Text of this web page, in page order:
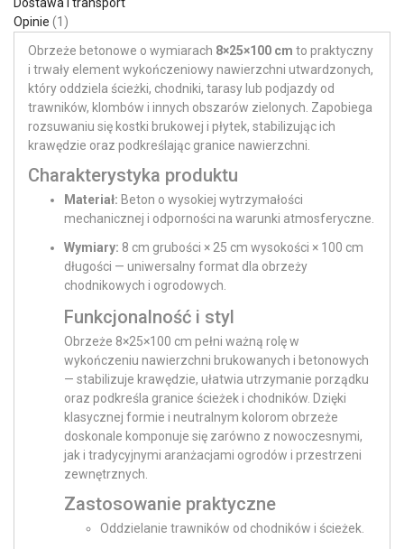
Opinie
1
Obrzeże betonowe o wymiarach 8×25×100 cm to praktyczny
i trwały element wykończeniowy nawierzchni utwardzonych,
który oddziela ścieżki, chodniki, tarasy lub podjazdy od
trawników, klombów i innych obszarów zielonych. Zapobiega
rozsuwaniu się kostki brukowej i płytek, stabilizując ich
krawędzie oraz podkreślając granice nawierzchni.
Charakterystyka produktu
Materiał: Beton o wysokiej wytrzymałości
mechanicznej i odporności na warunki atmosferyczne.
Wymiary: 8 cm grubości × 25 cm wysokości × 100 cm
długości — uniwersalny format dla obrzeży
chodnikowych i ogrodowych.
Funkcjonalność i styl
Obrzeże 8×25×100 cm pełni ważną rolę w
wykończeniu nawierzchni brukowanych i betonowych
— stabilizuje krawędzie, ułatwia utrzymanie porządku
oraz podkreśla granice ścieżek i chodników. Dzięki
klasycznej formie i neutralnym kolorom obrzeże
doskonale komponuje się zarówno z nowoczesnymi,
jak i tradycyjnymi aranżacjami ogrodów i przestrzeni
zewnętrznych.
Zastosowanie praktyczne
Oddzielanie trawników od chodników i ścieżek.